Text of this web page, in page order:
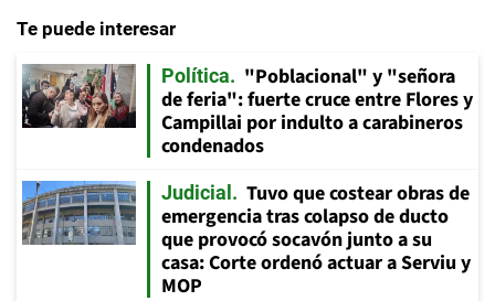
Te puede interesar
Política
"Poblacional" y "señora
de feria": fuerte cruce entre Flores y
Campillai por indulto a carabineros
condenados
Judicial
Tuvo que costear obras de
emergencia tras colapso de ducto
que provocó socavón junto a su
casa: Corte ordenó actuar a Serviu y
MOP